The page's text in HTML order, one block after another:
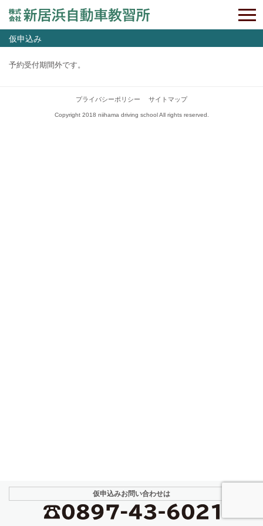
仮申込み
予約受付期間外です。
プライバシーポリシー サイトマップ
Copyright 2018 niihama driving school All rights reserved.
仮申込みお問い合わせは